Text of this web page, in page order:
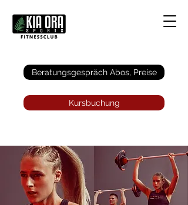
Beratungsgespräch Abos, Preise
Kursbuchung